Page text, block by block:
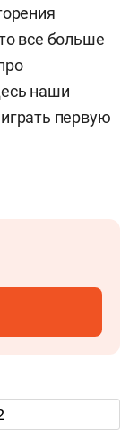
все больше
наши
первую